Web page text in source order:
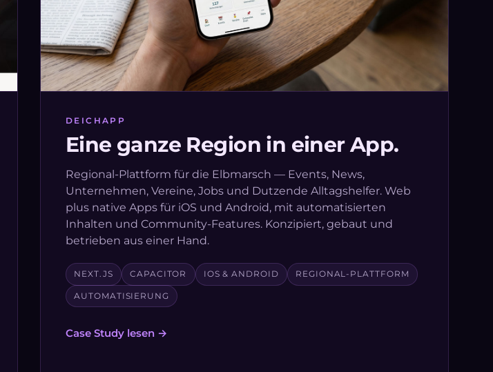
DEICHAPP
Eine ganze Region in einer App.
Regional-Plattform für die Elbmarsch — Events, News,
Unternehmen, Vereine, Jobs und Dutzende Alltagshelfer. Web
plus native Apps für iOS und Android, mit automatisierten
Inhalten und Community-Features. Konzipiert, gebaut und
betrieben aus einer Hand.
NEXT.JS CAPACITOR IOS & ANDROID REGIONAL-PLATTFORM
AUTOMATISIERUNG
Case Study lesen →